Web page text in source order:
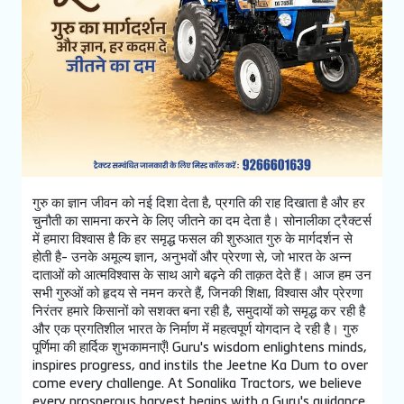
गुरु का ज्ञान जीवन को नई दिशा देता है, प्रगति की राह दिखाता है और हर
चुनौती का सामना करने के लिए जीतने का दम देता है। सोनालीका ट्रैक्टर्स
में हमारा विश्वास है कि हर समृद्ध फसल की शुरुआत गुरु के मार्गदर्शन से
होती है- उनके अमूल्य ज्ञान, अनुभवों और प्रेरणा से, जो भारत के अन्न
दाताओं को आत्मविश्वास के साथ आगे बढ़ने की ताक़त देते हैं। आज हम उन
सभी गुरुओं को हृदय से नमन करते हैं, जिनकी शिक्षा, विश्वास और प्रेरणा
निरंतर हमारे किसानों को सशक्त बना रही है, समुदायों को समृद्ध कर रही है
और एक प्रगतिशील भारत के निर्माण में महत्वपूर्ण योगदान दे रही है। गुरु
पूर्णिमा की हार्दिक शुभकामनाएँ! Guru's wisdom enlightens minds,
inspires progress, and instils the Jeetne Ka Dum to over
come every challenge. At Sonalika Tractors, we believe